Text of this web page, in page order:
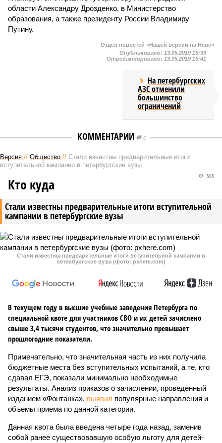
области Александру Дрозденко, в Министерство
образования, а также президенту России Владимиру
Путину.
Отдел новостей «Нашей версии на Неве»
Опубликовано: 13.05.2019 15:39
Отредактировано: 13.05.2019 15:41
На петербургских
АЗС отменили
большинство
ограничений
КОММЕНТАРИИ 0
Версия // Общество // Стали известны предварительные итоги
вступительной кампании в петербургские вузы
Стали известны предварительные итоги вступительной
кампании в петербургские вузы
565
Кто куда
Стали известны предварительные итоги вступительной кампании в
петербургские вузы (фото: pxhere.com)
В текущем году в высшие учебные заведения Петербурга по
специальной квоте для участников СВО и их детей зачислено
свыше 3,4 тысячи студентов, что значительно превышает
прошлогодние показатели.
Примечательно, что значительная часть из них получила
бюджетные места без вступительных испытаний, а те, кто
сдавал ЕГЭ, показали минимально необходимые
результаты. Анализ приказов о зачислении, проведенный
изданием «Фонтанка», выявил популярные направления и
объемы приема по данной категории.
Данная квота была введена четыре года назад, заменив
собой ранее существовавшую особую льготу для детей-